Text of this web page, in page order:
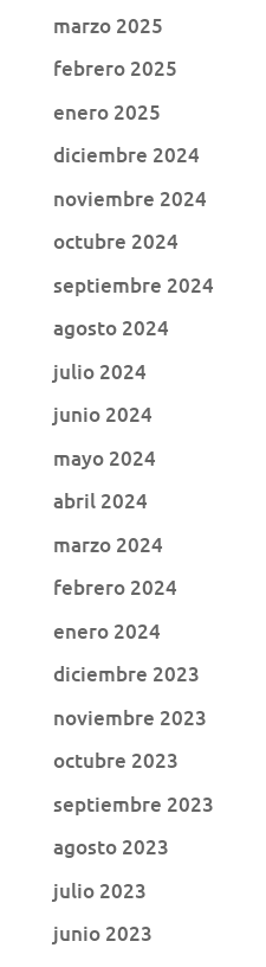
marzo 2025
febrero 2025
enero 2025
diciembre 2024
noviembre 2024
octubre 2024
septiembre 2024
agosto 2024
julio 2024
junio 2024
mayo 2024
abril 2024
marzo 2024
febrero 2024
enero 2024
diciembre 2023
noviembre 2023
octubre 2023
septiembre 2023
agosto 2023
julio 2023
junio 2023